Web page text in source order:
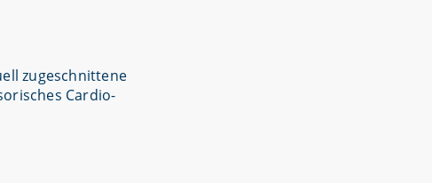
zugeschnittene
Cardio-